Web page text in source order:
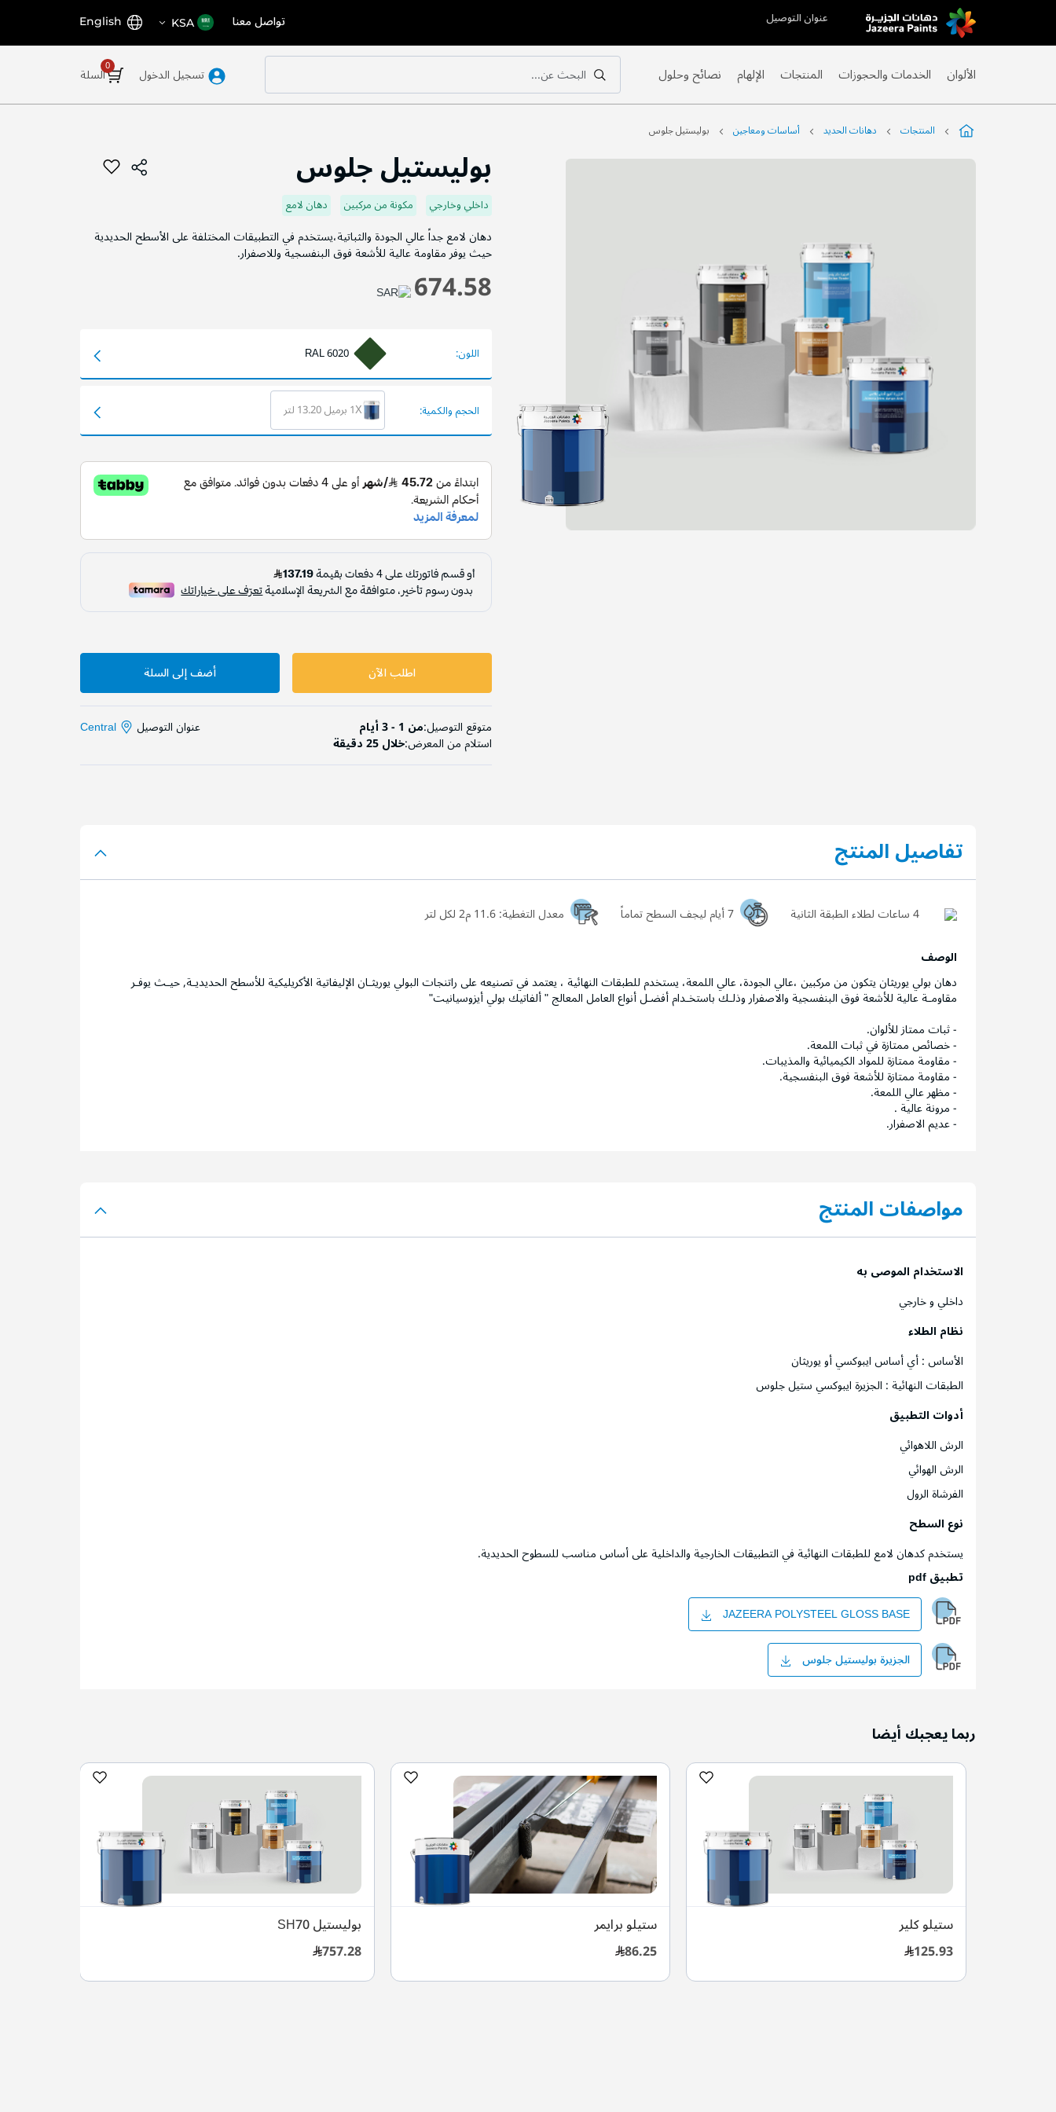
Skip
to
عنوان التوصيل تواصل معنا اختر
المتجر
KSA اللغة English
السلة تسجيل الدخول
بحث
البحث عن...
بحث الألوان الخدمات والحجوزات المنتجات الإلهام نصائح وحلول
المنتجات دهانات الحديد أساسات ومعاجين بوليستيل جلوس
بوليستيل جلوس
داخلي وخارجي مكونة من مركبين دهان لامع
دهان لامع جداً عالي الجودة والثباتية،يستخدم في التطبيقات المختلفة على الأسطح الحديدية
حيث يوفر مقاومة عالية للأشعة فوق البنفسجية وللاصفرار.
674.58
اللون: RAL 6020
الحجم والكمية: 1X برميل 13.20 لتر
اطلب الآن أضف إلى السلة
متوقع التوصيل:من 1 - 3 أيام
استلام من المعرض:خلال 25 دقيقة
عنوان التوصيل Central
التخطي
تفاصيل المنتج
4 ساعات لطلاء الطبقة الثانية 7 أيام ليجف السطح تماماً معدل التغطية:
الوصف
دهان بولي يوريثان يتكون من مركبين ،عالي الجودة، عالي اللمعة، يستخدم للطبقات النهائية ، يعتمد في تصنيعه على راتنجات البولي يوريثـان الإليفاتية الأكريليكية للأسطح الحديديـة, حيـث يوفـر
مقاومـة عالية للأشعة فوق البنفسجية والاصفرار وذلـك باستخـدام أفضـل أنواع العامل المعالج " ألفاتيك بولي أيزوسيانيت"
- ثبات ممتاز للألوان.
- خصائص ممتازة في ثبات اللمعة.
- مقاومة ممتازة للمواد الكيميائية والمذيبات.
- مقاومة ممتازة للأشعة فوق البنفسجية.
- مظهر عالي اللمعة.
- مرونة عالية .
- عديم الاصفرار.
مواصفات المنتج
الاستخدام الموصى به
داخلي و خارجي
نظام الطلاء
الأساس : أي أساس ايبوكسي أو يوريثان
الطبقات النهائية : الجزيرة ايبوكسي ستيل جلوس
أدوات التطبيق
الرش اللاهوائي
الرش الهوائي
الفرشاة الرول
نوع السطح
يستخدم كدهان لامع للطبقات النهائية في التطبيقات الخارجية والداخلية على أساس مناسب للسطوح الحديدية.
تطبيق pdf
JAZEERA POLYSTEEL GLOSS BASE
الجزيرة بوليستيل جلوس
ربما يعجبك أيضا
ستيلو كلير
125.93
ستيلو برايمر
86.25
بوليستيل SH70
757.28